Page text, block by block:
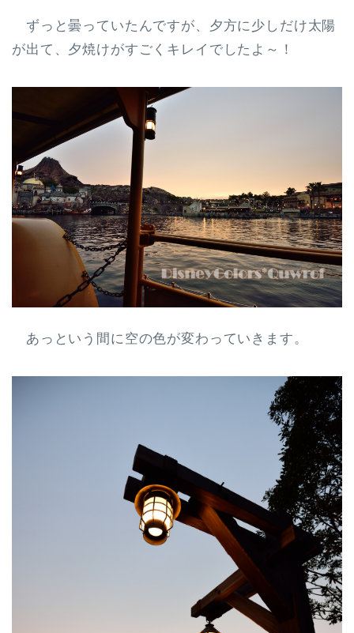
ずっと曇っていたんですが、夕方に少しだけ太陽
が出て、夕焼けがすごくキレイでしたよ～！
あっという間に空の色が変わっていきます。